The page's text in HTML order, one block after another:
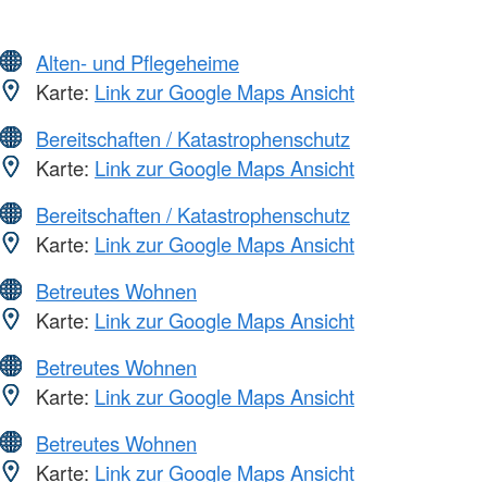
Alten- und Pflegeheime
Karte: Link zur Google Maps Ansicht
Bereitschaften / Katastrophenschutz
Karte: Link zur Google Maps Ansicht
Bereitschaften / Katastrophenschutz
Karte: Link zur Google Maps Ansicht
Betreutes Wohnen
Karte: Link zur Google Maps Ansicht
Betreutes Wohnen
Karte: Link zur Google Maps Ansicht
Betreutes Wohnen
Karte: Link zur Google Maps Ansicht